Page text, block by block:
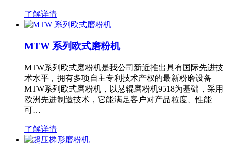
了解详情
MTW 系列欧式磨粉机
MTW系列欧式磨粉机是我公司新近推出具有国际先进技
术水平，拥有多项自主专利技术产权的最新粉磨设备—
MTW系列欧式磨粉机，以悬辊磨粉机9518为基础，采用
欧洲先进制造技术，它能满足客户对产品粒度、性能
可…
了解详情